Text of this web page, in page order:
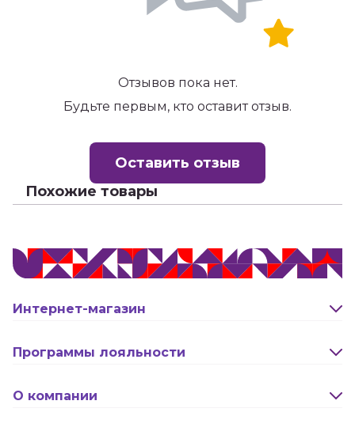
Отзывов пока нет.
Будьте первым, кто оставит отзыв.
Оставить отзыв
Похожие товары
Интернет-магазин
Программы лояльности
О компании